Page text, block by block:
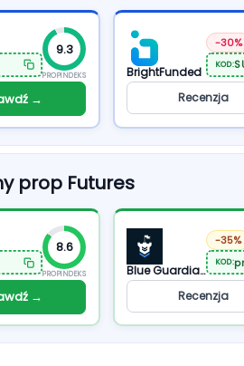
9.3
PROPINDEKS
→
BrightFunded
-30%
KOD:
Recenzja
prop Futures
8.6
PROPINDEKS
→
Blue Guardian Futures
-35%
KOD:
Recenzja